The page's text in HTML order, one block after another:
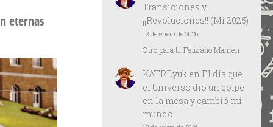
eternas
Transiciones y…
¡¡Revoluciones!! (Mi 2025)
12 de enero de 2026
Otro para ti. Feliz año Mamen
KATREyuk en El día que
el Universo dio un golpe
en la mesa y cambió mi
mundo.